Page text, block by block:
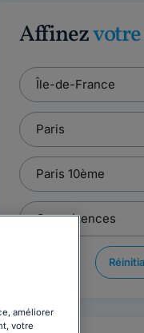
Affinez
améliorer
votre